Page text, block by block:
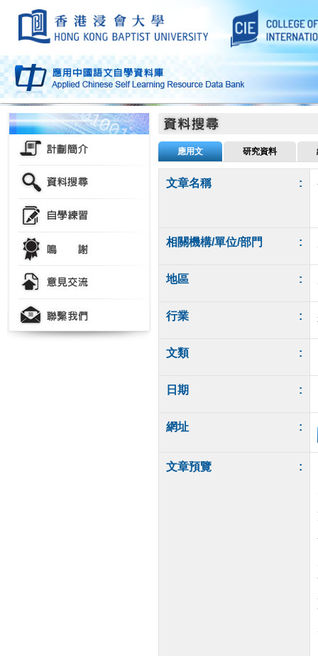
應用文 研究資料
文章名稱 :
相關機構/單位/部門 :
地區 :
行業 :
文類 :
日期 :
網址 :
文章預覽 :